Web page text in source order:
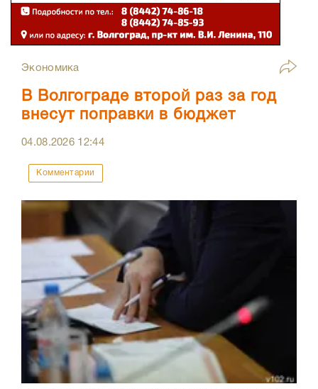
Экономика
В Волгограде второй раз за год
внесут поправки в бюджет
04.08.2026 12:44
Комментарии